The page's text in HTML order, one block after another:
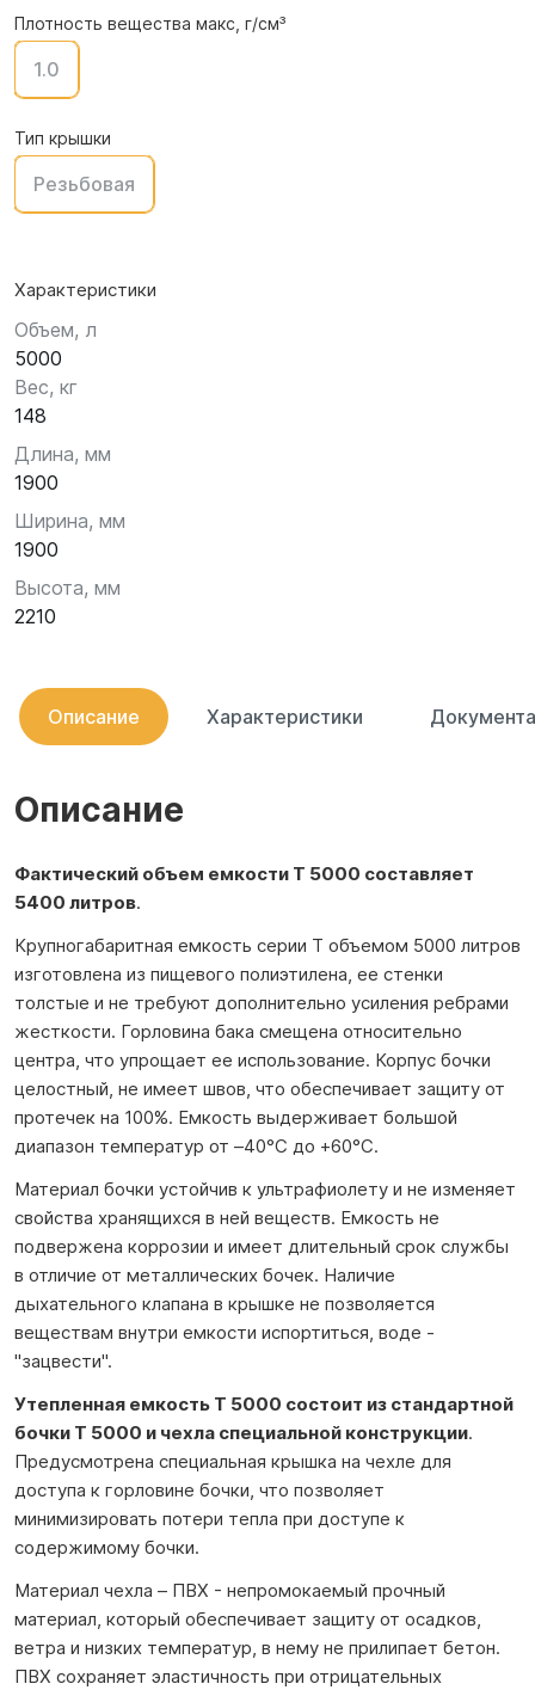
Плотность вещества макс, г/см³
1.0
Тип крышки
Резьбовая
Характеристики
Объем, л
5000
Вес, кг
148
Длина, мм
1900
Ширина, мм
1900
Высота, мм
2210
Описание Характеристики
Описание
Фактический объем емкости T 5000 составляет
5400 литров.
Крупногабаритная емкость серии T объемом 5000 литров
изготовлена из пищевого полиэтилена, ее стенки
толстые и не требуют дополнительно усиления ребрами
жесткости. Горловина бака смещена относительно
центра, что упрощает ее использование. Корпус бочки
целостный, не имеет швов, что обеспечивает защиту от
протечек на 100%. Емкость выдерживает большой
диапазон температур от –40°С до +60°С.
Материал бочки устойчив к ультрафиолету и не изменяет
свойства хранящихся в ней веществ. Емкость не
подвержена коррозии и имеет длительный срок службы
в отличие от металлических бочек. Наличие
дыхательного клапана в крышке не позволяется
веществам внутри емкости испортиться, воде -
"зацвести".
Утепленная емкость T 5000 состоит из стандартной
бочки T 5000 и чехла специальной конструкции.
Предусмотрена специальная крышка на чехле для
доступа к горловине бочки, что позволяет
минимизировать потери тепла при доступе к
содержимому бочки.
Материал чехла – ПВХ - непромокаемый прочный
материал, который обеспечивает защиту от осадков,
ветра и низких температур, в нему не прилипает бетон.
ПВХ сохраняет эластичность при отрицательных